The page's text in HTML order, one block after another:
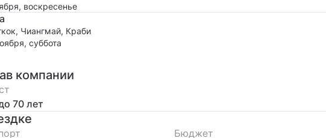
воскресенье
Чиангмай, Краби
суббота
компании
70лет
Бюджет